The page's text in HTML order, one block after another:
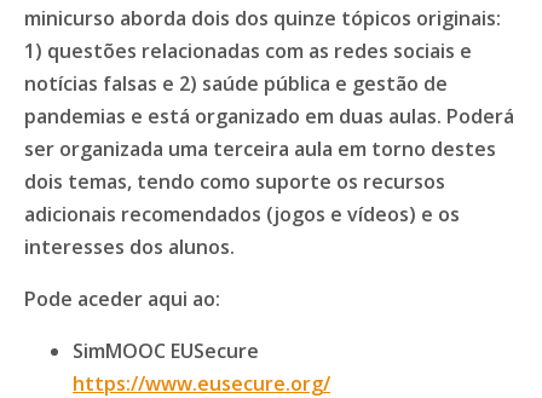
minicurso aborda dois dos quinze tópicos originais:
1) questões relacionadas com as redes sociais e
notícias falsas e 2) saúde pública e gestão de
pandemias e está organizado em duas aulas. Poderá
ser organizada uma terceira aula em torno destes
dois temas, tendo como suporte os recursos
adicionais recomendados (jogos e vídeos) e os
interesses dos alunos.
Pode aceder aqui ao:
SimMOOC EUSecure
https://www.eusecure.org/